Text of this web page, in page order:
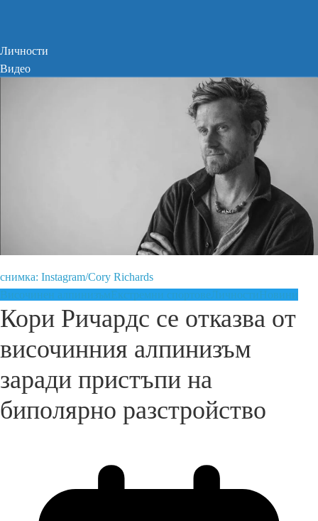
Личности
Видео
снимка: Instagram/Cory Richards
Височинен алпинизъмЕкстремни спортовеЛичности Новини
Кори Ричардс се отказва от
височинния алпинизъм
заради пристъпи на
биполярно разстройство